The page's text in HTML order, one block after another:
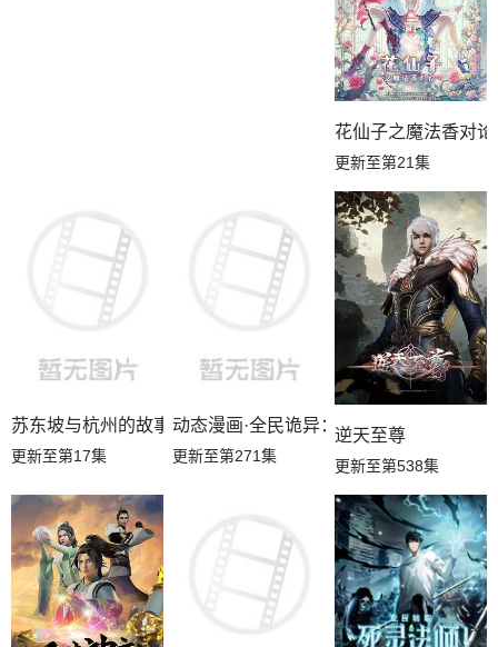
花仙子之魔法香对论
更新至第21集
苏东坡与杭州的故事
更新至第17集
动态漫画·全民诡异：开局掌握零元购
更新至第271集
逆天至尊
更新至第538集